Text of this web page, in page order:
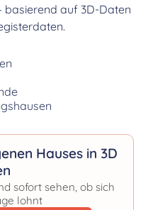
basierend auf 3D-Daten
Hauses in 3D
sofort sehen, ob sich
lohnt